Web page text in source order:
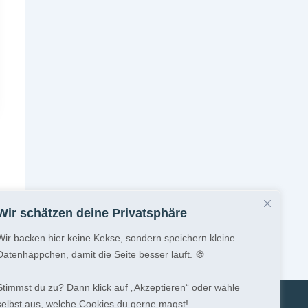
schätzen deine Privatsphäre
backen hier keine Kekse, sondern speichern kleine
damit die Seite besser läuft. 🍪
du zu? Dann klick auf „Akzeptieren“ oder wähle
aus, welche Cookies du gerne magst!
Versandkosten